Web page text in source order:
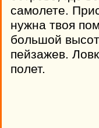
самолете.
нужна твоя
большой
пейзажев.
полет.